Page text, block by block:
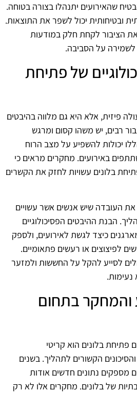
שהאירועים יתנהלו בצורה בטוחה.
ובטיחותית יכול לשפר את התוצאות.
את הציבור לקחת חלק במודעות
לשמירה על הסביבה.
של פתיחת
פיזית, אלא היא גם מלווה בהיבטים
רבים, יש משהו קסום ומרגש
יכולות להשפיע על מצב הרוח
באירועים. מחקרים מראים כי
בלונים עשויות לחזק את הקשרים
העובדה שיש אנשים אשר עשויים
הבנת ההיבטים הפסיכולוגיים
כיצד לגשת לאירועים, ולספק
לפיצוצים או רעשים פתאומיים.
לסייע להקל על החששות ולמזער
נעימות.
והמחקר בתחום
פתיחת בלונים הוא קריטי
הקשורים לתהליך. בשנים
מספקים נתונים חדשים אודות
של בלונים. מחקרים אלו לא רק